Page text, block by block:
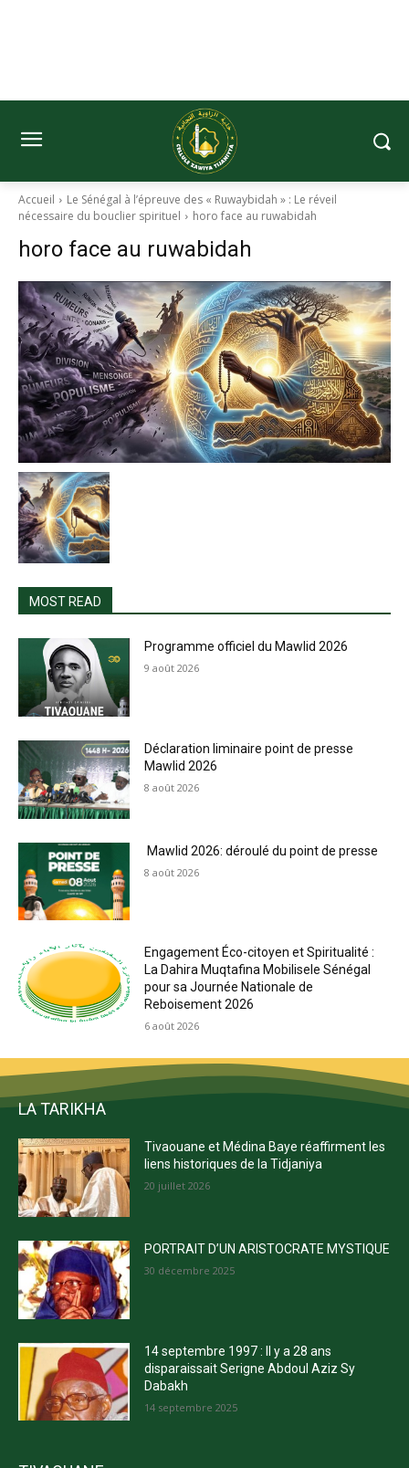
Accueil
Le Sénégal à l’épreuve des « Ruwaybidah » : Le réveil
nécessaire du bouclier spirituel
horo face au ruwabidah
horo face au ruwabidah
MOST READ
Programme officiel du Mawlid 2026
9 août 2026
Déclaration liminaire point de presse
Mawlid 2026
8 août 2026
Mawlid 2026: déroulé du point de presse
8 août 2026
Engagement Éco-citoyen et Spiritualité :
La Dahira Muqtafina Mobilisele Sénégal
pour sa Journée Nationale de
Reboisement 2026
6 août 2026
LA TARIKHA
Tivaouane et Médina Baye réaffirment les
liens historiques de la Tidjaniya
20 juillet 2026
PORTRAIT D’UN ARISTOCRATE MYSTIQUE
30 décembre 2025
14 septembre 1997 : Il y a 28 ans
disparaissait Serigne Abdoul Aziz Sy
Dabakh
14 septembre 2025